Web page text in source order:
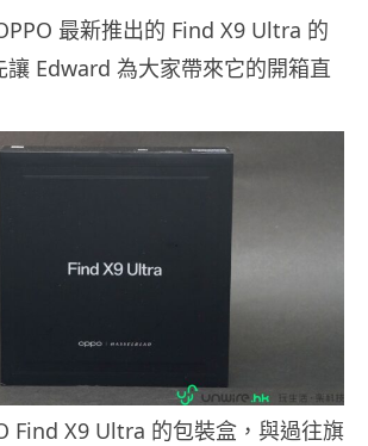
最新推出的 Find X9 Ultra 的
讓 Edward 為大家帶來它的開箱直
Find X9 Ultra 的包裝盒，與過往旗